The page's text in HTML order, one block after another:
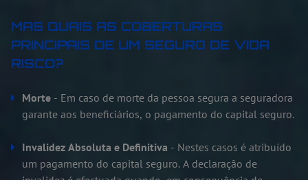
MAS QUAIS AS COBERTURAS
PRINCIPAIS DE UM SEGURO DE VIDA
RISCO?
Morte - Em caso de morte da pessoa segura a seguradora
garante aos beneficiários, o pagamento do capital seguro.
Invalidez Absoluta e Definitiva - Nestes casos é atribuído
um pagamento do capital seguro. A declaração de